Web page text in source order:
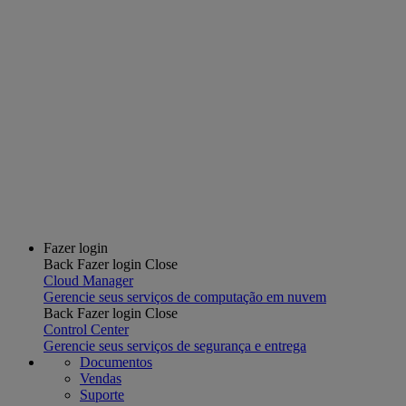
Fazer login
Back Fazer login Close
Cloud Manager
Gerencie seus serviços de computação em nuvem
Back Fazer login Close
Control Center
Gerencie seus serviços de segurança e entrega
Documentos
Vendas
Suporte